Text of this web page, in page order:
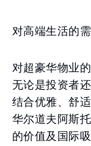
对高端生活的
对超豪华物业
无论是投资者
结合优雅、舒
华尔道夫阿斯
的价值及国际